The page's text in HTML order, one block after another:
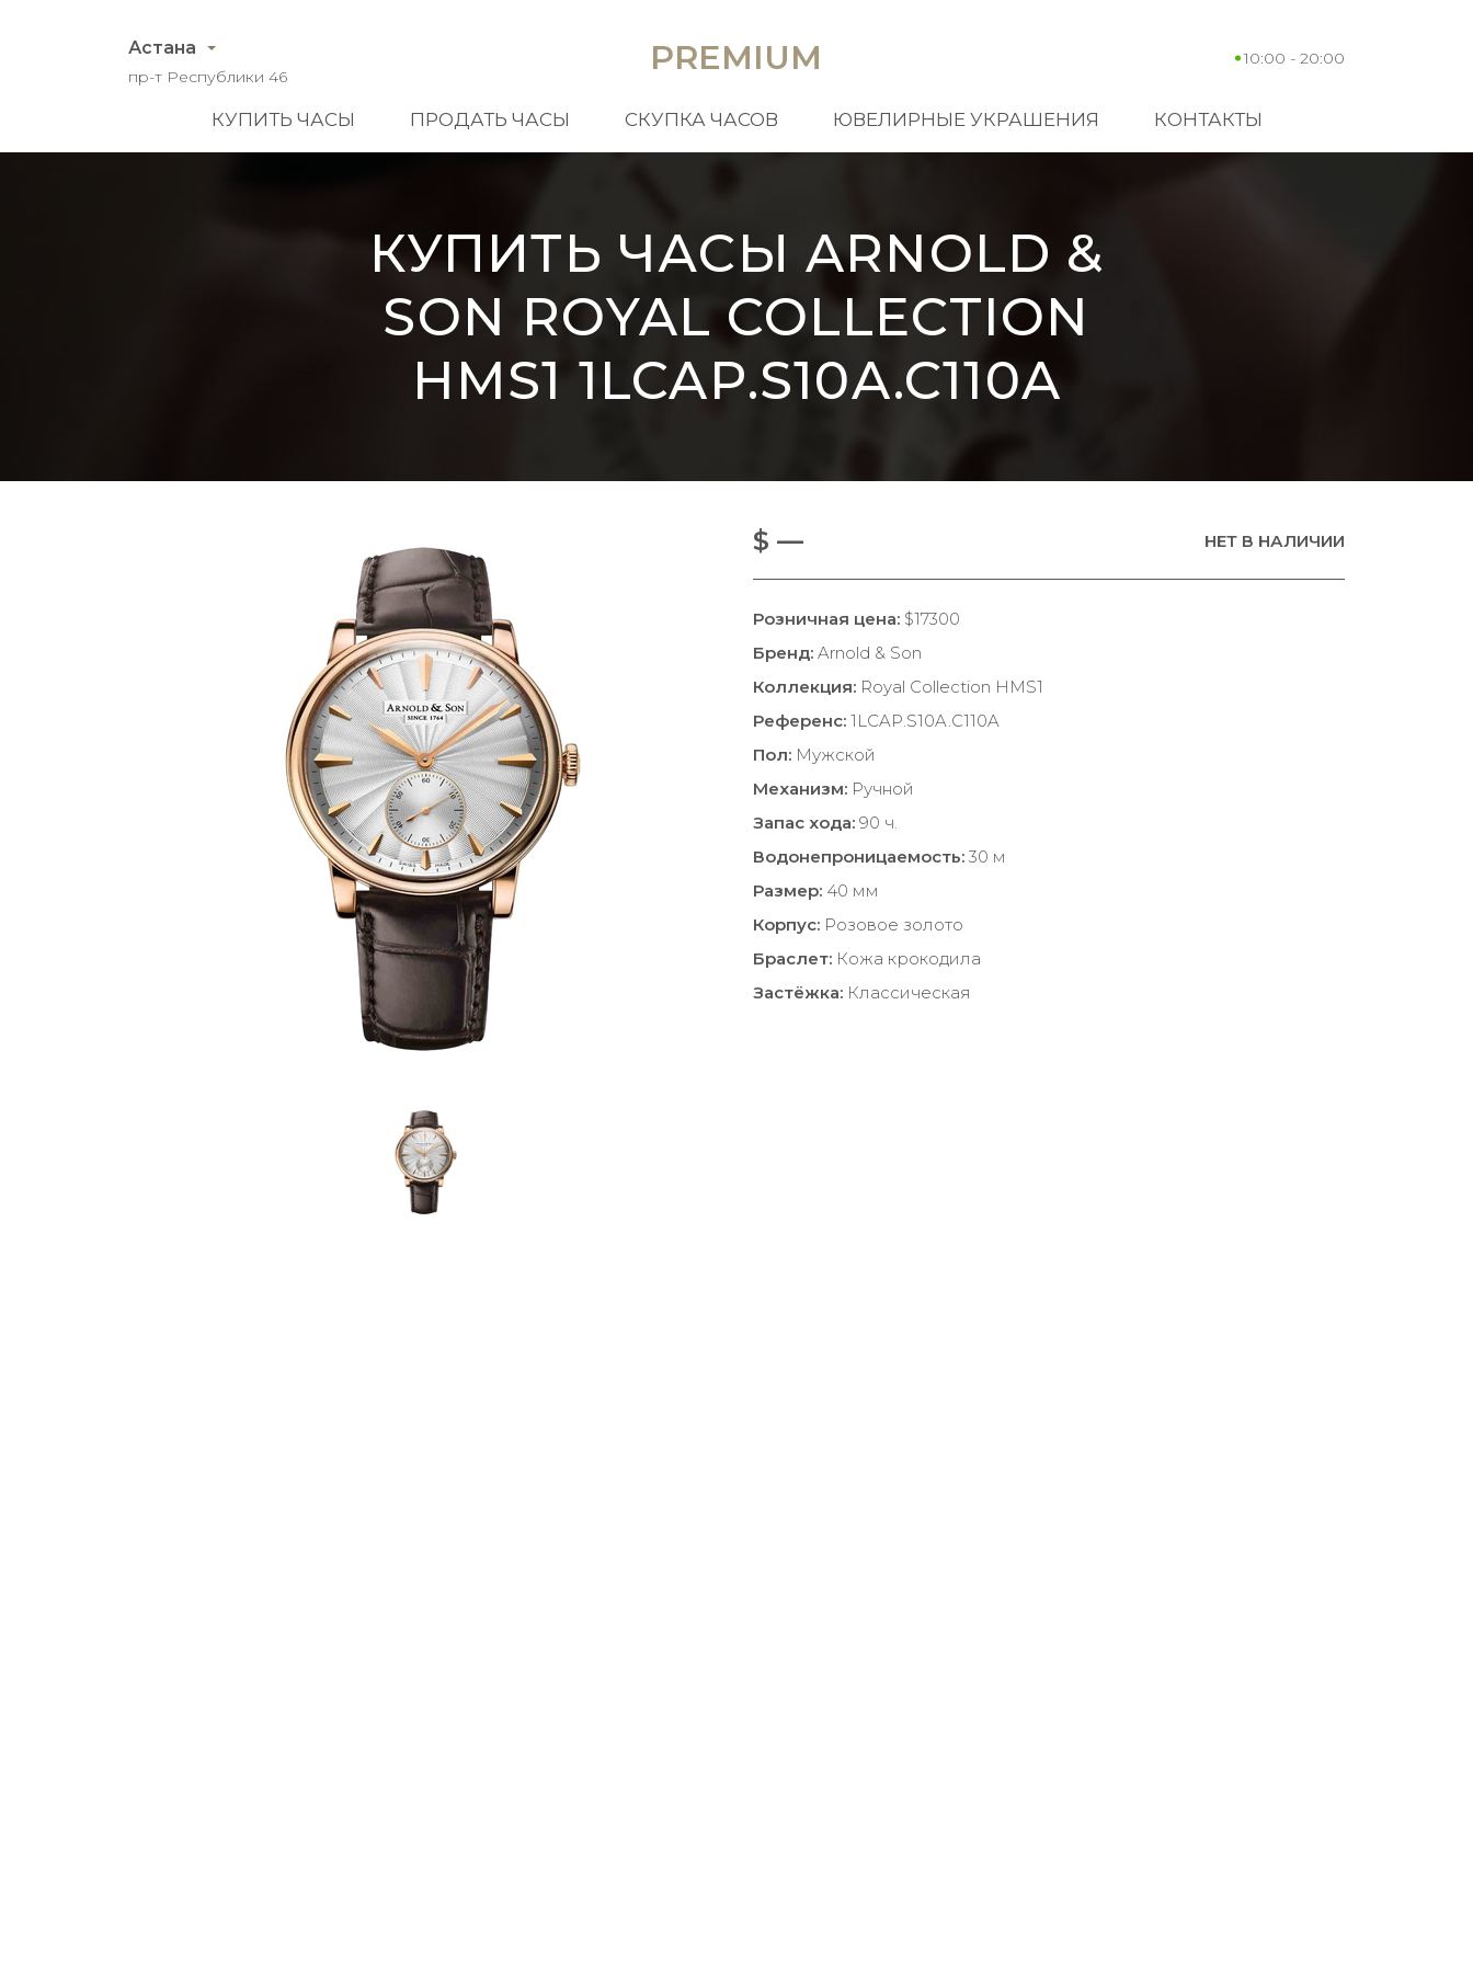
Астана
пр-т Республики 46 PREMIUM 10:00 - 20:00
КУПИТЬ ЧАСЫ ПРОДАТЬ ЧАСЫ СКУПКА ЧАСОВ ЮВЕЛИРНЫЕ УКРАШЕНИЯ КОНТАКТЫ
КУПИТЬ ЧАСЫ ARNOLD &
SON ROYAL COLLECTION
HMS1 1LCAP.S10A.C110A
$ — НЕТ В НАЛИЧИИ
Розничная цена: $17300
Бренд: Arnold & Son
Коллекция: Royal Collection HMS1
Референс: 1LCAP.S10A.C110A
Пол: Мужской
Механизм: Ручной
Запас хода: 90 ч.
Водонепроницаемость: 30 м
Размер: 40 мм
Корпус: Розовое золото
Браслет: Кожа крокодила
Застёжка: Классическая